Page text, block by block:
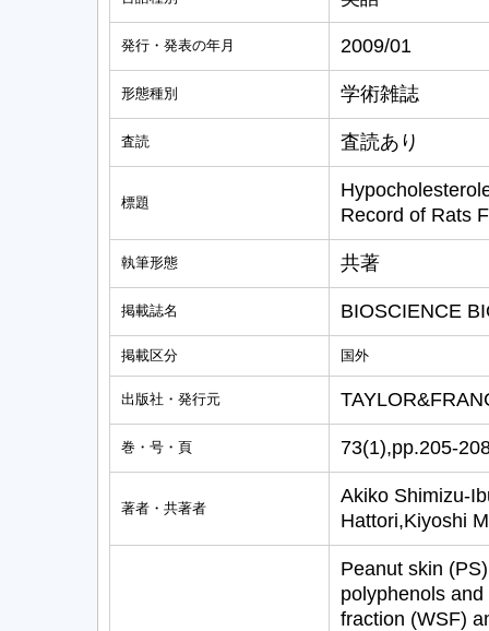
発行・発表の年月 2009/01
形態種別 学術雑誌
査読 査読あり
標題
Record of Rats
執筆形態 共著
掲載誌名 BIOSCIENCE
掲載区分 国外
出版社・発行元
巻・号・頁 73(1),pp.205-
著者・共著者
Akiko Shimizu-
Hattori,Kiyoshi
Peanut skin
polyphenols
fraction (WSF)